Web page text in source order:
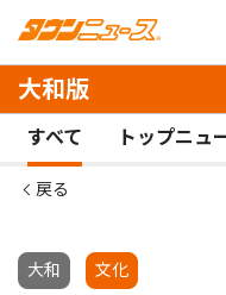
大和版
すべて トップニュ
戻る
大和 文化